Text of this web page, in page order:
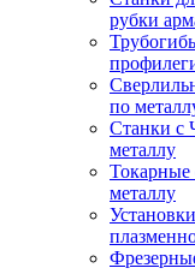
рубки
по
Станки с
металлу
Токарные
металлу
Установки